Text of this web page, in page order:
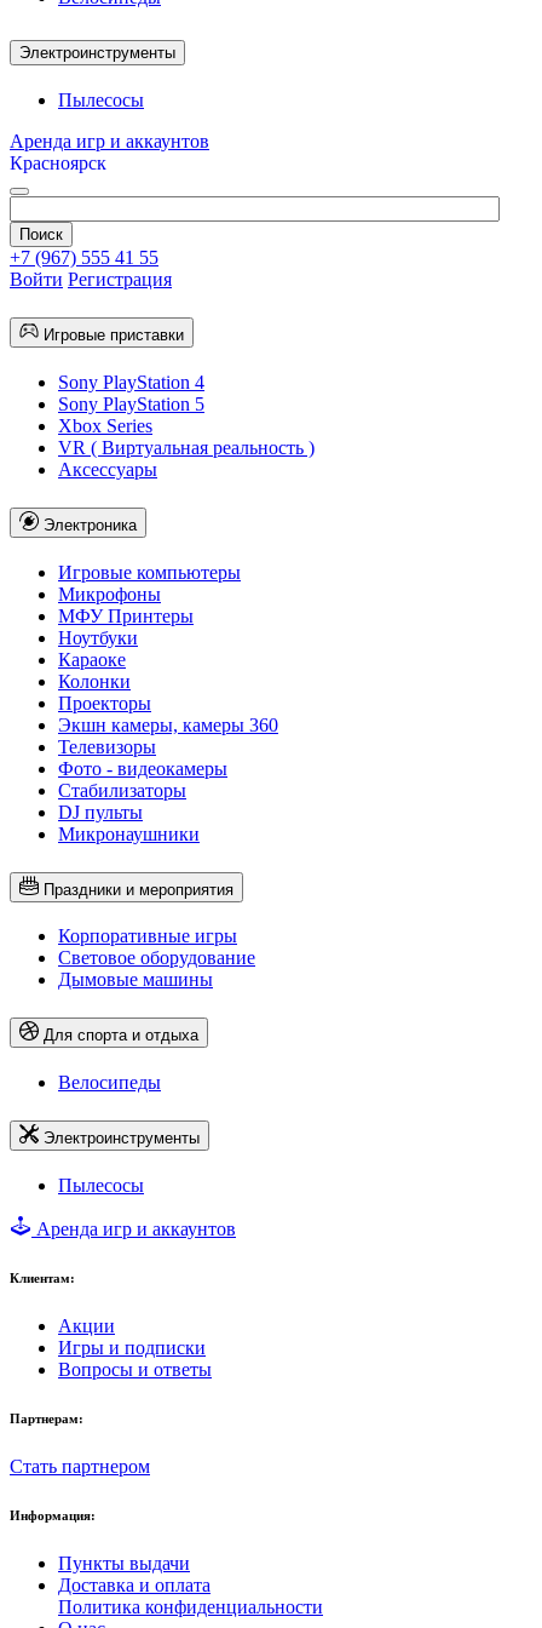
Электроинструменты
Пылесосы
Аренда игр и аккаунтов
Красноярск
+7 (967) 555 41 55
Войти Регистрация
Игровые приставки
Sony PlayStation 4
Sony PlayStation 5
Xbox Series
VR ( Виртуальная реальность )
Аксессуары
Электроника
Игровые компьютеры
Микрофоны
МФУ Принтеры
Ноутбуки
Караоке
Колонки
Проекторы
Экшн камеры, камеры 360
Телевизоры
Фото - видеокамеры
Стабилизаторы
DJ пульты
Микронаушники
Праздники и мероприятия
Корпоративные игры
Световое оборудование
Дымовые машины
Для спорта и отдыха
Велосипеды
Электроинструменты
Пылесосы
Аренда игр и аккаунтов
Клиентам:
Акции
Игры и подписки
Вопросы и ответы
Партнерам:
Стать партнером
Информация:
Пункты выдачи
Доставка и оплата
Политика конфиденциальности